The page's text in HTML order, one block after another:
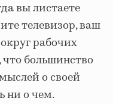
вы листаете
телевизор, ваш
рабочих
что большинство
о своей
ни о чем.